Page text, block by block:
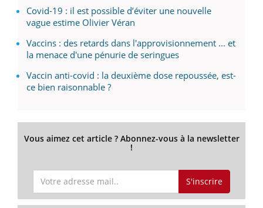
Covid-19 : il est possible d’éviter une nouvelle
vague estime Olivier Véran
Vaccins : des retards dans l'approvisionnement ... et
la menace d'une pénurie de seringues
Vaccin anti-covid : la deuxième dose repoussée, est-
ce bien raisonnable ?
Vous aimez cet article ? Abonnez-vous à la newsletter
!
S'inscrire